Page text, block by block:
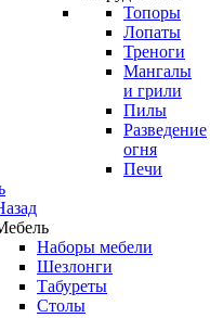
Топоры
Лопаты
Треноги
Мангалы
и грили
Пилы
Разведение
огня
Печи
Наборы мебели
Шезлонги
Табуреты
Столы